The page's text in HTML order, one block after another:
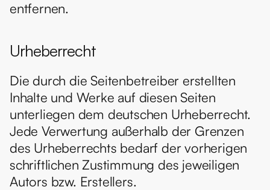
entfernen.
Urheberrecht
Die durch die Seitenbetreiber erstellten
Inhalte und Werke auf diesen Seiten
unterliegen dem deutschen Urheberrecht.
Jede Verwertung außerhalb der Grenzen
des Urheberrechts bedarf der vorherigen
schriftlichen Zustimmung des jeweiligen
Autors bzw. Erstellers.